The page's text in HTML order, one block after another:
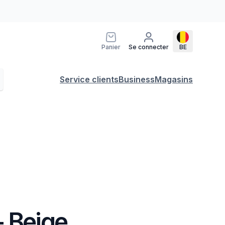
Panier Se connecter BE
Service clientsBusinessMagasins